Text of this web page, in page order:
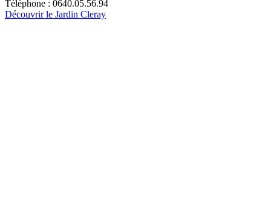
Téléphone : 0640.05.56.94
Découvrir le Jardin Cleray